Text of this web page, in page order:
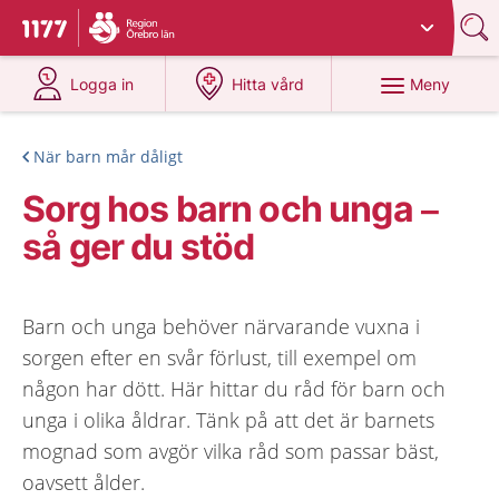
Till startsidan för 1177
Du har valt region
Logga in
på 1177.se
Hitta vård
på 1177.se
Meny
När barn mår dåligt
Sorg hos barn och unga –
så ger du stöd
Barn och unga behöver närvarande vuxna i
sorgen efter en svår förlust, till exempel om
någon har dött. Här hittar du råd för barn och
unga i olika åldrar. Tänk på att det är barnets
mognad som avgör vilka råd som passar bäst,
oavsett ålder.